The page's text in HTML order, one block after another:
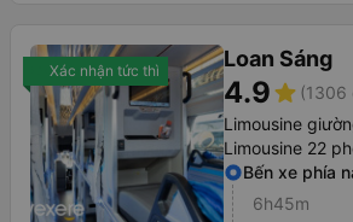
Xác nhận tức thì Loan Sáng
4.9star (1306
Limousine
Limousine 22
Bến xe phía
6h45m